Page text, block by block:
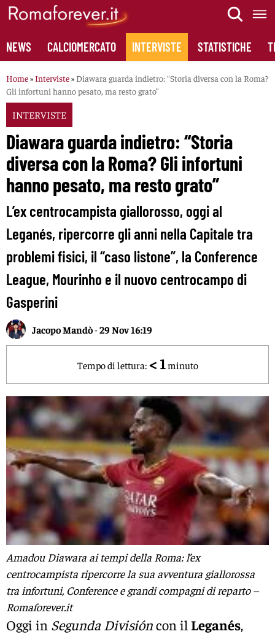
Skip
content
NEWS CALCIOMERCATO INTERVISTE STATISTICHE
Home»Interviste» Diawara guarda indietro: “Storia diversa con la Roma?
Gli infortuni hanno pesato, ma resto grato”
INTERVISTE
Diawara guarda indietro: “Storia
diversa con la Roma? Gli infortuni
hanno pesato, ma resto grato”
L’ex centrocampista giallorosso, oggi al
Leganés, ripercorre gli anni nella Capitale tra
problemi fisici, il “caso listone”, la Conference
League, Mourinho e il nuovo centrocampo di
Gasperini
Jacopo Mandò-29 Nov 16:19
Tempo di lettura: < 1 minuto
Amadou Diawara ai tempi della Roma: l’ex
centrocampista ripercorre la sua avventura giallorossa
tra infortuni, Conference e grandi compagni di reparto –
Romaforever.it
Oggi in Segunda Divisióncon il Leganés,